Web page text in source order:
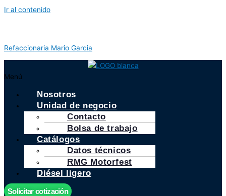
Ir al contenido
Refaccionaria Mario Garcia
Menú
Nosotros
Unidad de negocio
Contacto
Bolsa de trabajo
Catálogos
Datos técnicos
RMG Motorfest
Diésel ligero
Solicitar cotización